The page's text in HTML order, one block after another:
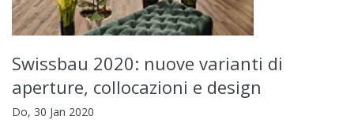
Swissbau 2020: nuove varianti di
aperture, collocazioni e design
Do, 30 Jan 2020